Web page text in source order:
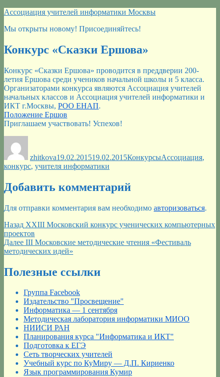
Перейти
содержимому
Ассоциация учителей информатики Москвы
Мы открыты новому! Присоединяйтесь!
Конкурс «Сказки Ершова»
Конкурс «Сказки Ершова» проводится в преддверии 200-
летия Ершова среди учеников начальной школы и 5 класса.
Организаторами конкурса являются Ассоциация учителей
начальных классов и Ассоциация учителей информатики и
ИКТ г.Москвы, РОО ЕНАП.
Положение Ершов
Приглашаем участвовать! Успехов!
zhitkova19.02.201519.02.2015КонкурсыАссоциация,
конкурс, учителя информатики
Добавить комментарий
Для отправки комментария вам необходимо авторизоваться.
Навигация
по
записям
Назад Предыдущая
запись:
XXIII Московский конкурс ученических компьютерных
проектов
Далее Следующая
запись:
III Московские методические чтения «Фестиваль
методических идей»
Полезные ссылки
Группа Facebook
Издательство "Просвещение"
Информатика — 1 сентября
Методическая лаборатория информатики МИОО
НИИСИ РАН
Планирования курса "Информатика и ИКТ"
Подготовка к ЕГЭ
Сеть творческих учителей
Учебный курс по КуМиру — Д.П. Кириенко
Язык программирования Кумир